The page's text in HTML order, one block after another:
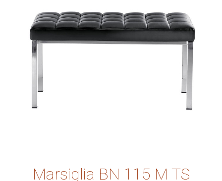
Marsiglia BN 115 M TS